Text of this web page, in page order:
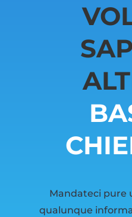
Mandateci pure
qualunque